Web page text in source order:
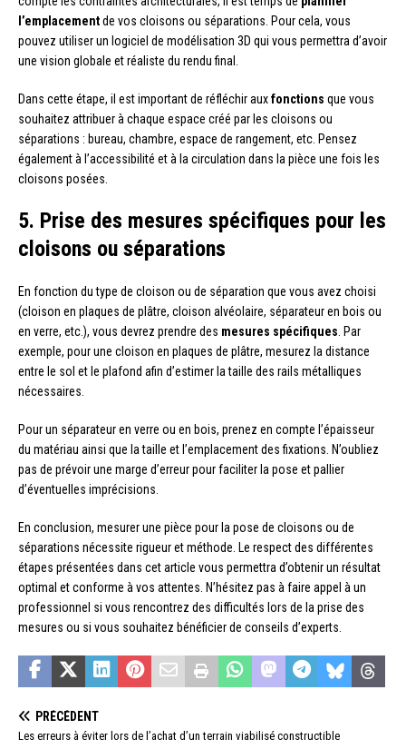
l’emplacementde vos cloisons ou séparations. Pour cela, vous
pouvez utiliser un logiciel de modélisation 3D qui vous permettra d’avoir
une vision globale et réaliste du rendu final.
Dans cette étape, il est important de réfléchir auxfonctions que vous
souhaitez attribuer à chaque espace créé par les cloisons ou
séparations : bureau, chambre, espace de rangement, etc. Pensez
également à l’accessibilité et à la circulation dans la pièce une fois les
cloisons posées.
5. Prise des mesures spécifiques pour les
cloisons ou séparations
En fonction du type de cloison ou de séparation que vous avez choisi
(cloison en plaques de plâtre, cloison alvéolaire, séparateur en bois ou
en verre, etc.), vous devrez prendre des mesures spécifiques . Par
exemple, pour une cloison en plaques de plâtre, mesurez la distance
entre le sol et le plafond afin d’estimer la taille des rails métalliques
nécessaires.
Pour un séparateur en verre ou en bois, prenez en compte l’épaisseur
du matériau ainsi que la taille et l’emplacement des fixations. N’oubliez
pas de prévoir une marge d’erreur pour faciliter la pose et pallier
d’éventuelles imprécisions.
En conclusion, mesurer une pièce pour la pose de cloisons ou de
séparations nécessite rigueur et méthode. Le respect des différentes
étapes présentées dans cet article vous permettra d’obtenir un résultat
optimal et conforme à vos attentes. N’hésitez pas à faire appel à un
professionnel si vous rencontrez des difficultés lors de la prise des
mesures ou si vous souhaitez bénéficier de conseils d’experts.
PRÉCÉDENT
Les erreurs à éviter lors de l’achat d’un terrain viabilisé constructible